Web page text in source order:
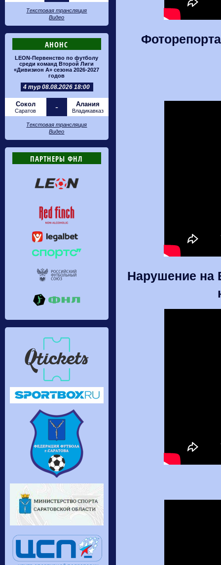
Текстовая трансляция
Видео
АНОНС
LEON-Первенство по футболу
среди команд Второй Лиги
«Дивизион А» сезона 2026-2027
годов
4 тур 08.08.2026 18:00
Сокол
Саратов - Алания
Владикавказ
Текстовая трансляция
Видео
ПАРТНЕРЫ ФНЛ
Нарушение на